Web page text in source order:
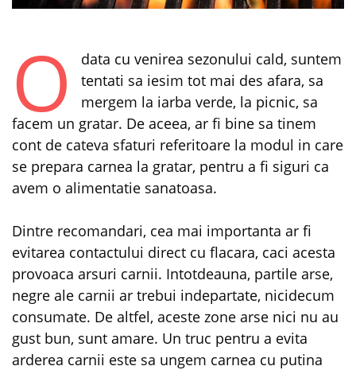
O
data cu venirea sezonului cald, suntem
tentati sa iesim tot mai des afara, sa
mergem la iarba verde, la picnic, sa
facem un gratar. De aceea, ar fi bine sa tinem
cont de cateva sfaturi referitoare la modul in care
se prepara carnea la gratar, pentru a fi siguri ca
avem o alimentatie sanatoasa.
Dintre recomandari, cea mai importanta ar fi
evitarea contactului direct cu flacara, caci acesta
provoaca arsuri carnii. Intotdeauna, partile arse,
negre ale carnii ar trebui indepartate, nicidecum
consumate. De altfel, aceste zone arse nici nu au
gust bun, sunt amare. Un truc pentru a evita
arderea carnii este sa ungem carnea cu putina